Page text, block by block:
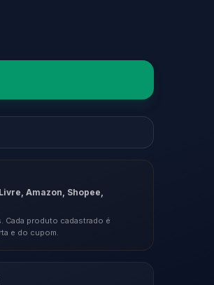
Amazon, Shopee,
produto cadastrado é
e do cupom.